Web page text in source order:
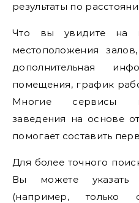
результаты по
Что вы увидите на
местоположения
дополнительная
помещения, график
Многие сервисы
заведения на основе
помогает составить
Для более точного
Вы можете
(например, только